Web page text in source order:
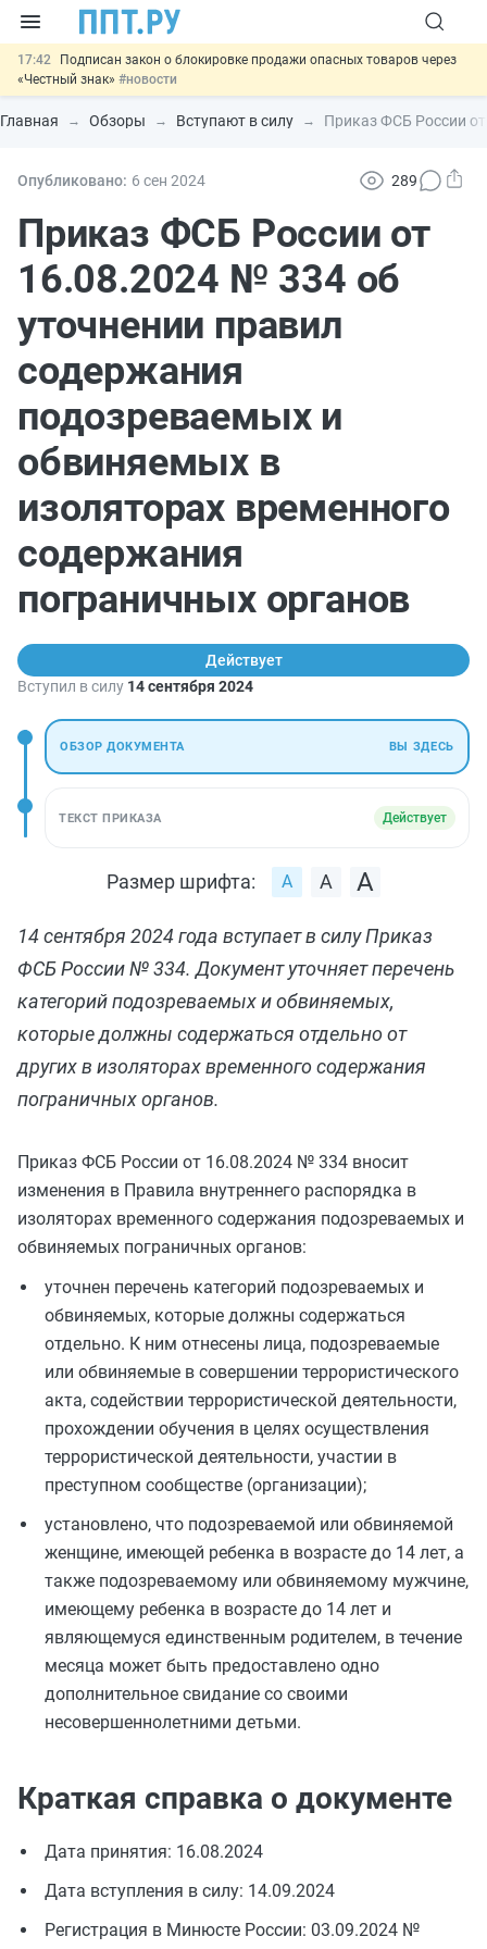
17:42
Подписан закон о блокировке продажи опасных товаров через
«Честный знак» #новости
17:17 Дистанционную работу беременных пропишут в ТК РФ#новости
15:25 Изменят правила контроля за подрядчиками ИЖС с эскроу-
11:31
Разработают единые критерии трудовых и ГПХ-
отношений
#новости
Главная Обзоры Вступают в силу Приказ ФСБ России
Опубликовано: 6 сен 2024 289
Приказ ФСБ России от
16.08.2024 № 334 об
уточнении правил
содержания
подозреваемых и
обвиняемых в
изоляторах временного
содержания
пограничных органов
Действует
Вступил в силу 14 сентября 2024
ОБЗОР ДОКУМЕНТА ВЫ ЗДЕСЬ
ТЕКСТ ПРИКАЗА Действует
Размер шрифта:
14 сентября 2024 года вступает в силу Приказ
ФСБ России № 334. Документ уточняет перечень
категорий подозреваемых и обвиняемых,
которые должны содержаться отдельно от
других в изоляторах временного содержания
пограничных органов.
Приказ ФСБ России от 16.08.2024 № 334 вносит
изменения в Правила внутреннего распорядка в
изоляторах временного содержания подозреваемых и
обвиняемых пограничных органов:
уточнен перечень категорий подозреваемых и
обвиняемых, которые должны содержаться
отдельно. К ним отнесены лица, подозреваемые
или обвиняемые в совершении террористического
акта, содействии террористической деятельности,
прохождении обучения в целях осуществления
террористической деятельности, участии в
преступном сообществе (организации);
установлено, что подозреваемой или обвиняемой
женщине, имеющей ребенка в возрасте до 14 лет, а
также подозреваемому или обвиняемому мужчине,
имеющему ребенка в возрасте до 14 лет и
являющемуся единственным родителем, в течение
месяца может быть предоставлено одно
дополнительное свидание со своими
несовершеннолетними детьми.
Краткая справка о документе
Дата принятия: 16.08.2024
Дата вступления в силу: 14.09.2024
Регистрация в Минюсте России: 03.09.2024 №